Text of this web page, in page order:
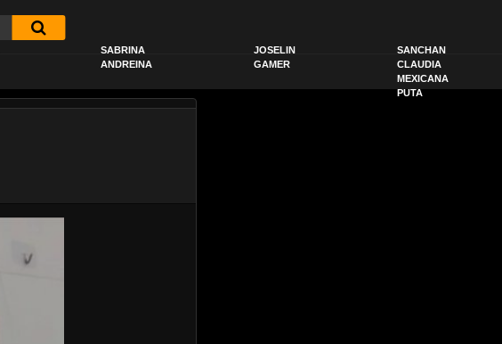
SABRINA
ANDREINA
JOSELIN
GAMER
SANCHAN
CLAUDIA
MEXICANA
PUTA